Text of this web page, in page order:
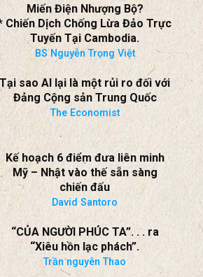
Đàm?
* Lực Lượng Hamas Chấp Thuận
Giải Giáp!
* Nhà Nước Độc Tài Quân Phiệt
Miến Điện Nhượng Bộ?
* Chiến Dịch Chống Lừa Đảo Trực
Tuyến Tại Cambodia.
BS Nguyễn Trọng Việt
Tại sao AI lại là một rủi ro đối với
Đảng Cộng sản Trung Quốc
The Economist
Mỹ – Nhật vào thế sẵn sàng
chiến đấu
David Santoro